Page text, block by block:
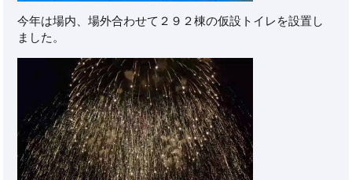
今年は場内、場外合わせて２９２棟の仮設トイレを設置し
ました。